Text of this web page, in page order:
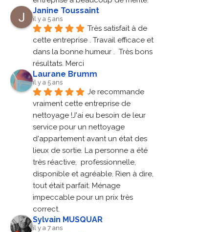
Janine Toussaint
il y a 5 ans
Très satisfait à de
cette entreprise . Travail efficace et
dans la bonne humeur .  Très bons
résultats. Merci
Laurane Brumm
il y a 5 ans
Je recommande
vraiment cette entreprise de
nettoyage !J'ai eu besoin de leur
service pour un nettoyage
d'appartement avant un état des
lieux de sortie. La personne a été
très réactive,  professionnelle,
disponible et agréable. Rien à dire,
tout était parfait. Ménage
impeccable pour un prix très
correct.
Sylvain MUSQUAR
il y a 7 ans